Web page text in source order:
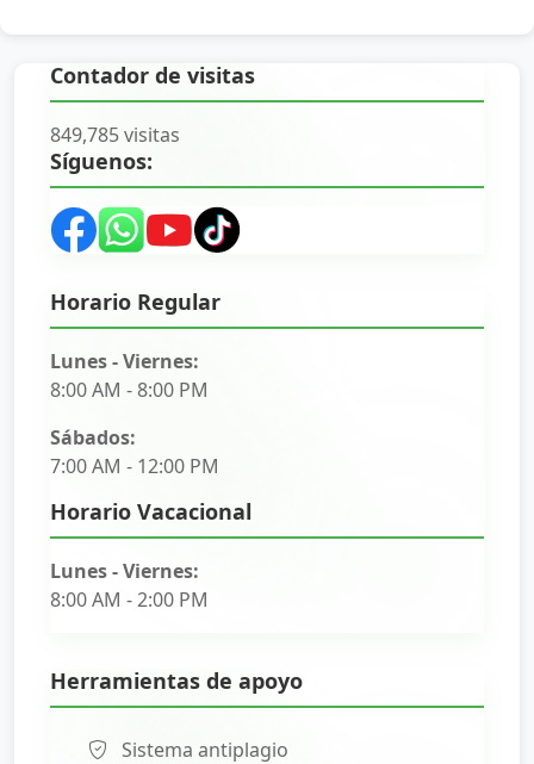
Contador de visitas
849,785 visitas
Síguenos:
Horario Regular
Lunes - Viernes:
8:00 AM - 8:00 PM
Sábados:
7:00 AM - 12:00 PM
Horario Vacacional
Lunes - Viernes:
8:00 AM - 2:00 PM
Herramientas de apoyo
Sistema antiplagio